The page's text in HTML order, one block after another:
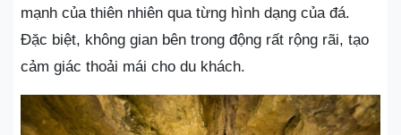
mạnh của thiên nhiên qua từng hình dạng của đá.
Đặc biệt, không gian bên trong động rất rộng rãi, tạo
cảm giác thoải mái cho du khách.